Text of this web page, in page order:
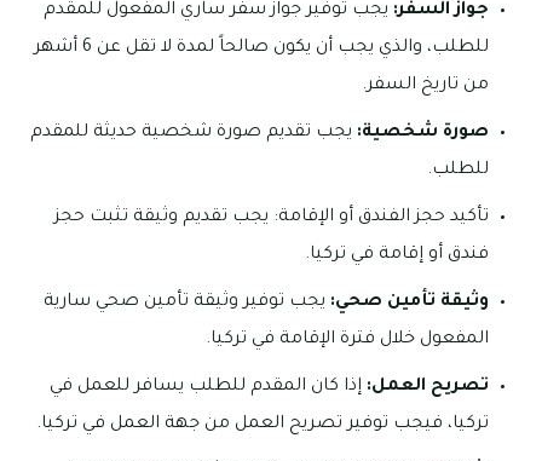
جواز السفر: يجب توفير جواز سفر ساري المفعول للمقدم
للطلب، والذي يجب أن يكون صالحاً لمدة لا تقل عن 6 أشهر
من تاريخ السفر.
صورة شخصية: يجب تقديم صورة شخصية حديثة للمقدم
للطلب.
تأكيد حجز الفندق أو الإقامة: يجب تقديم وثيقة تثبت حجز
فندق أو إقامة في تركيا.
وثيقة تأمين صحي: يجب توفير وثيقة تأمين صحي سارية
المفعول خلال فترة الإقامة في تركيا.
تصريح العمل: إذا كان المقدم للطلب يسافر للعمل في
تركيا، فيجب توفير تصريح العمل من جهة العمل في تركيا.